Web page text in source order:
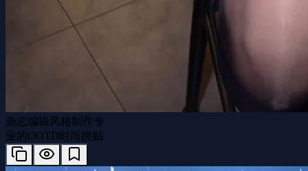
杂志编辑风格制作专
业的OOTD时尚拼贴